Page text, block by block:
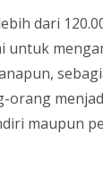
dari
untuk
orang
maupun